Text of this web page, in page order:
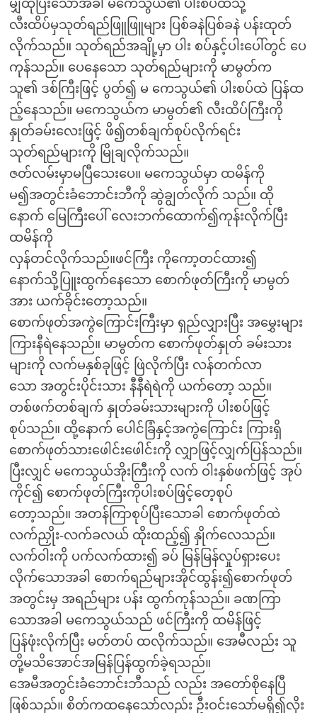
မျှထုပြီးသောအခါ မကေသွယ်၏ ပါးစပ်ထဲသို့
လီးထိပ်မှသုတ်ရည်ဖြူဖြူများ ပြစ်ခနဲပြစ်ခနဲ ပန်းထုတ်
လိုက်သည်။ သုတ်ရည်အချို့မှာ ပါး စပ်နှင့်ပါးပေါ်တွင် ပေ
ကုန်သည်။ ပေနေသော သုတ်ရည်များကို မာမွတ်က
သူ၏ ဒစ်ကြီးဖြင့် ပွတ်၍ မ ကေသွယ်၏ ပါးစပ်ထဲ ပြန်ထ
ည့်နေသည်။ မကေသွယ်က မာမွတ်၏ လီးထိပ်ကြီးကို
နှုတ်ခမ်းလေးဖြင့် ဖိ၍တစ်ချက်စုပ်လိုက်ရင်း
သုတ်ရည်များကို မြိုချလိုက်သည်။
ဇတ်လမ်းမှာမပြီသေးပေ။ မကေသွယ်မှာ ထမိန်ကို
မ၍အတွင်းခံဘောင်းဘီကို ဆွဲချွတ်လိုက် သည်။ ထို
နောက် မြေကြီးပေါ် လေးဘက်ထောက်၍ကုန်းလိုက်ပြီး
ထမိန်ကို
လှန်တင်လိုက်သည်။ဖင်ကြီး ကိုကော့တင်ထား၍
နောက်သို့ပြူးထွက်နေသော စောက်ဖုတ်ကြီးကို မာမွတ်
အား ယက်ခိုင်းတော့သည်။
စောက်ဖုတ်အကွဲကြောင်းကြီးမှာ ရှည်လျှားပြီး အမွှေးများ
ကြားနီရဲနေသည်။ မာမွတ်က စောက်ဖုတ်နှုတ် ခမ်းသား
များကို လက်မနှစ်ခုဖြင့် ဖြဲလိုက်ပြီး လန်တက်လာ
သော အတွင်းပိုင်းသား နီနီရဲရဲကို ယက်တော့ သည်။
တစ်ဖက်တစ်ချက် နှုတ်ခမ်းသားများကို ပါးစပ်ဖြင့်
စုပ်သည်။ ထို့နောက် ပေါင်ခြံနှင့်အကွဲကြောင်း ကြားရှိ
စောက်ဖုတ်သားဖေါင်းဖေါင်းကို လျှာဖြင့်လျှက်ပြန်သည်။
ပြီးလျှင် မကေသွယ်အိုးကြီးကို လက် ဝါးနှစ်ဖက်ဖြင့် အုပ်
ကိုင်၍ စောက်ဖုတ်ကြီးကိုပါးစပ်ဖြင့်တေ့စုပ်
တော့သည်။ အတန်ကြာစုပ်ပြီးသောခါ စောက်ဖုတ်ထဲ
လက်ညှိုး-လက်ခလယ် ထိုးထည့်၍ နှိုက်လေသည်။
လက်ဝါးကို ပက်လက်ထား၍ ခပ် မြန်မြန်လှုပ်ရှားပေး
လိုက်သောအခါ စောက်ရည်များအိုင်ထွန်း၍စောက်ဖုတ်
အတွင်းမှ အရည်များ ပန်း ထွက်ကုန်သည်။ ခဏကြာ
သောအခါ မကေသွယ်သည် ဖင်ကြီးကို ထမိန်ဖြင့်
ပြန်ဖုံးလိုက်ပြီး မတ်တပ် ထလိုက်သည်။ အေမီလည်း သူ
တို့မသိအောင်အမြန်ပြန်ထွက်ခဲ့ရသည်။
အေမီအတွင်းခံဘောင်းဘီသည် လည်း အတော်စိုနေပြီ
ဖြစ်သည်။ စိတ်ကထနေသော်လည်း ဦးဝင်းသော်မရှိ၍လိုး